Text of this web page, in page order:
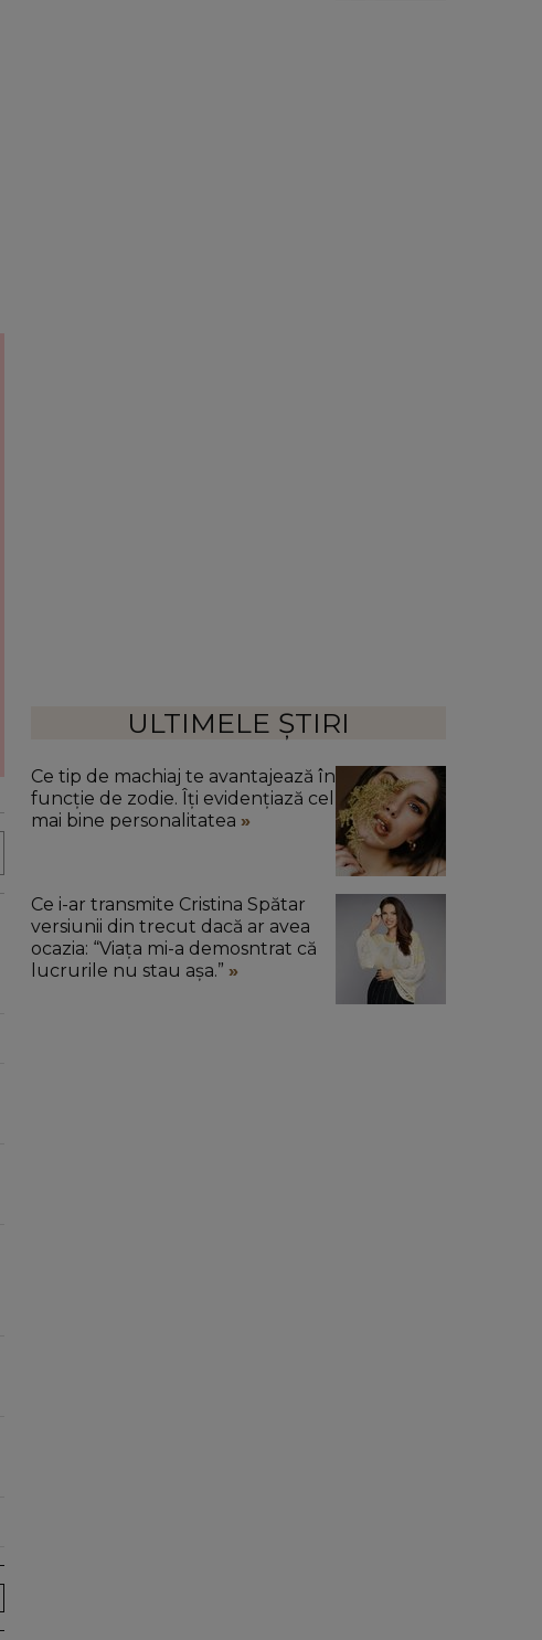
ULTIMELE ȘTIRI
Ce tip de machiaj te avantajează în
funcție de zodie. Îți evidențiază cel
mai bine personalitatea
Ce i-ar transmite Cristina Spătar
versiunii din trecut dacă ar avea
ocazia: “Viața mi-a demosntrat că
lucrurile nu stau așa.”